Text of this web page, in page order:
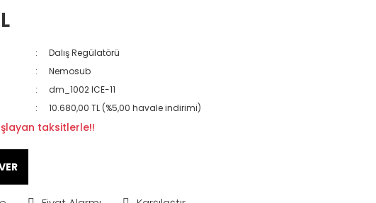
Dalış Regülatörü
Nemosub
dm_1002 ICE-11
10.680,00 TL (%5,00 havale indirimi)
taksitlerle!!